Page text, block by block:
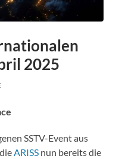
2025
SSTV-Event aus
ARISS nun bereits die